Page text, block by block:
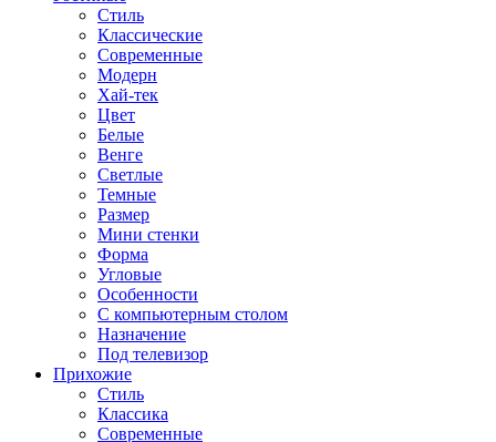
Стиль
Классические
Современные
Модерн
Хай-тек
Цвет
Белые
Венге
Светлые
Темные
Размер
Мини стенки
Форма
Угловые
Особенности
С компьютерным столом
Назначение
Под телевизор
Прихожие
Стиль
Классика
Современные